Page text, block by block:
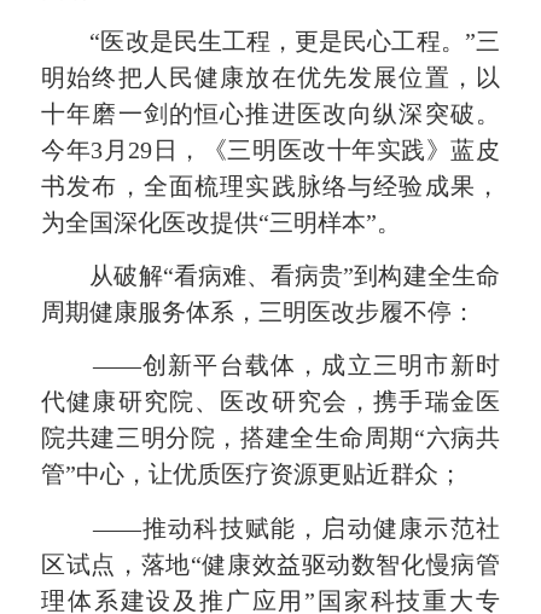
“医改是民生工程，更是民心工程。”三
明始终把人民健康放在优先发展位置，以
十年磨一剑的恒心推进医改向纵深突破。
今年3月29日，《三明医改十年实践》蓝皮
书发布，全面梳理实践脉络与经验成果，
为全国深化医改提供“三明样本”。
从破解“看病难、看病贵”到构建全生命
周期健康服务体系，三明医改步履不停：
——创新平台载体，成立三明市新时
代健康研究院、医改研究会，携手瑞金医
院共建三明分院，搭建全生命周期“六病共
管”中心，让优质医疗资源更贴近群众；
——推动科技赋能，启动健康示范社
区试点，落地“健康效益驱动数智化慢病管
理体系建设及推广应用”国家科技重大专